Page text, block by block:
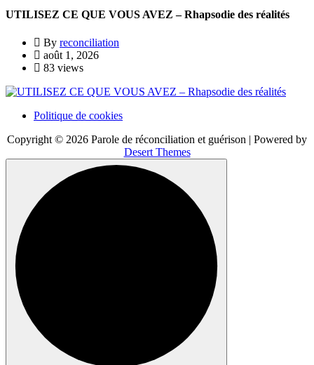
UTILISEZ CE QUE VOUS AVEZ – Rhapsodie des réalités
By reconciliation
août 1, 2026
83 views
Politique de cookies
Copyright © 2026 Parole de réconciliation et guérison | Powered by
Desert Themes